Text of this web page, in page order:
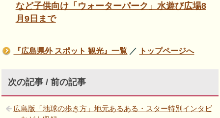
など子供向け「ウォーターパーク」水遊び広場8
月9日まで
『広島県外 スポット 観光』一覧 ／ トップページへ
次の記事 / 前の記事
広島版「地球の歩き方」地元あるある・スター特別インタビ